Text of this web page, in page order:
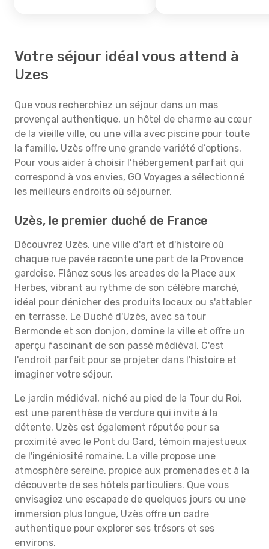
Votre séjour idéal vous attend à
Uzes
Que vous recherchiez un séjour dans un mas
provençal authentique, un hôtel de charme au cœur
de la vieille ville, ou une villa avec piscine pour toute
la famille, Uzès offre une grande variété d’options.
Pour vous aider à choisir l’hébergement parfait qui
correspond à vos envies, GO Voyages a sélectionné
les meilleurs endroits où séjourner.
Uzès, le premier duché de France
Découvrez Uzès, une ville d'art et d'histoire où
chaque rue pavée raconte une part de la Provence
gardoise. Flânez sous les arcades de la Place aux
Herbes, vibrant au rythme de son célèbre marché,
idéal pour dénicher des produits locaux ou s'attabler
en terrasse. Le Duché d'Uzès, avec sa tour
Bermonde et son donjon, domine la ville et offre un
aperçu fascinant de son passé médiéval. C'est
l'endroit parfait pour se projeter dans l'histoire et
imaginer votre séjour.
Le jardin médiéval, niché au pied de la Tour du Roi,
est une parenthèse de verdure qui invite à la
détente. Uzès est également réputée pour sa
proximité avec le Pont du Gard, témoin majestueux
de l'ingéniosité romaine. La ville propose une
atmosphère sereine, propice aux promenades et à la
découverte de ses hôtels particuliers. Que vous
envisagiez une escapade de quelques jours ou une
immersion plus longue, Uzès offre un cadre
authentique pour explorer ses trésors et ses
environs.